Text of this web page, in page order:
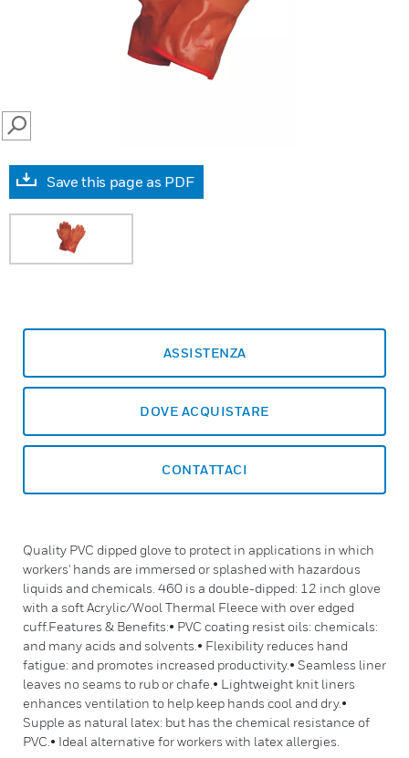
SEARCH
Save this page as PDF
ASSISTENZA
DOVE ACQUISTARE
CONTATTACI
Quality PVC dipped glove to protect in applications in which
workers' hands are immersed or splashed with hazardous
liquids and chemicals. 460 is a double-dipped: 12 inch glove
with a soft Acrylic/Wool Thermal Fleece with over edged
cuff.Features & Benefits:• PVC coating resist oils: chemicals:
and many acids and solvents.• Flexibility reduces hand
fatigue: and promotes increased productivity.• Seamless liner
leaves no seams to rub or chafe.• Lightweight knit liners
enhances ventilation to help keep hands cool and dry.•
Supple as natural latex: but has the chemical resistance of
PVC.• Ideal alternative for workers with latex allergies.